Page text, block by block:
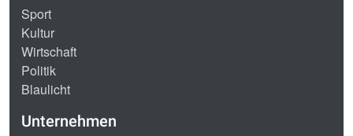
Sport
Kultur
Wirtschaft
Politik
Blaulicht
Unternehmen